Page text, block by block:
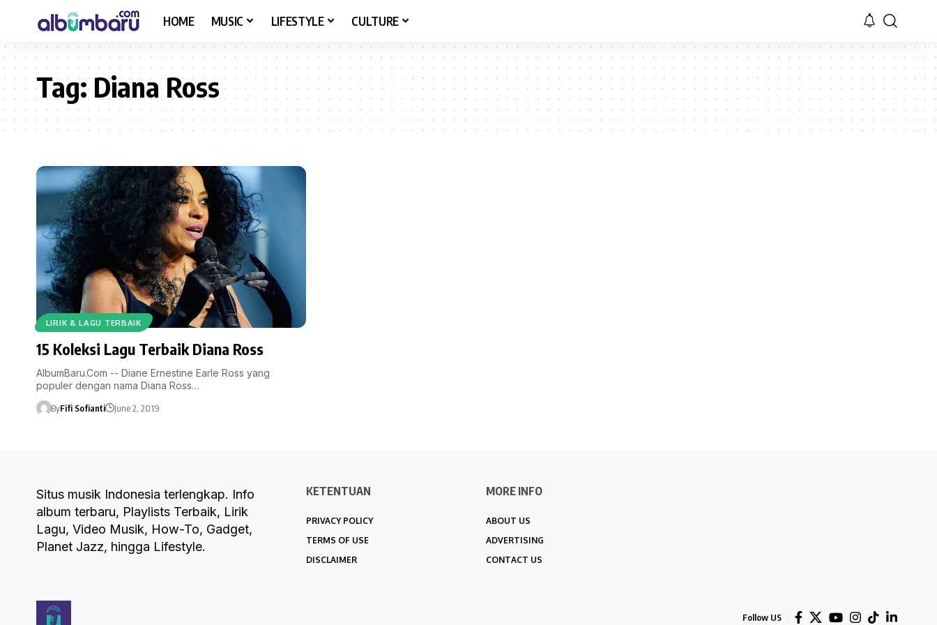
HOME MUSIC LIFESTYLE CULTURE
Tag:Diana Ross
LIRIK & LAGU TERBAIK
15 Koleksi Lagu Terbaik Diana Ross
AlbumBaru.Com -- Diane Ernestine Earle Ross yang
populer dengan nama Diana Ross…
ByFifi Sofianti June 2, 2019
Situs musik Indonesia terlengkap. Info
album terbaru, Playlists Terbaik, Lirik
Lagu, Video Musik, How-To, Gadget,
Planet Jazz, hingga Lifestyle.
KETENTUAN
PRIVACY POLICY
TERMS OF USE
DISCLAIMER
MORE INFO
ABOUT US
ADVERTISING
CONTACT US
Follow US